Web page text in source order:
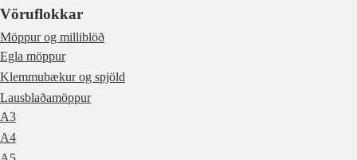
Vöruflokkar
Möppur og milliblöð
Egla möppur
Klemmubækur og spjöld
Lausblaðamöppur
A3
A4